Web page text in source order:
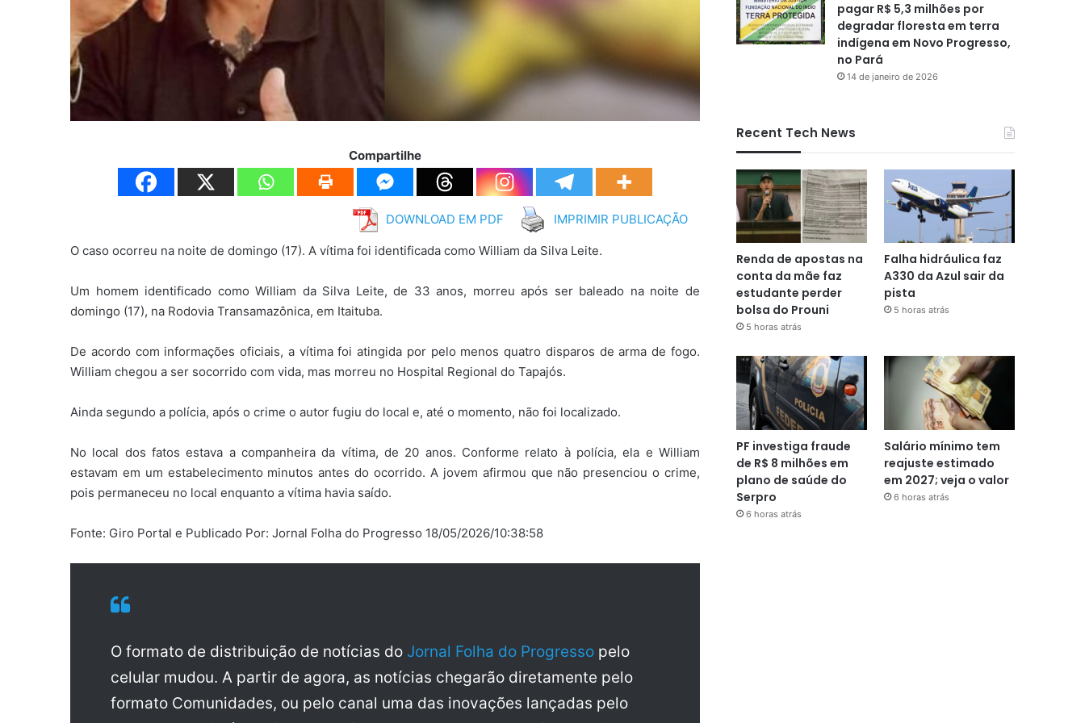
Compartilhe
DOWNLOAD EM PDF IMPRIMIR PUBLICAÇÃO
O caso ocorreu na noite de domingo (17). A vítima foi identificada como William da Silva Leite.
Um homem identificado como William da Silva Leite, de 33 anos, morreu após ser baleado na noite de
domingo (17), na Rodovia Transamazônica, em Itaituba.
De acordo com informações oficiais, a vítima foi atingida por pelo menos quatro disparos de arma de fogo.
William chegou a ser socorrido com vida, mas morreu no Hospital Regional do Tapajós.
Ainda segundo a polícia, após o crime o autor fugiu do local e, até o momento, não foi localizado.
No local dos fatos estava a companheira da vítima, de 20 anos. Conforme relato à polícia, ela e William
estavam em um estabelecimento minutos antes do ocorrido. A jovem afirmou que não presenciou o crime,
pois permaneceu no local enquanto a vítima havia saído.
Fonte: Giro Portal e Publicado Por: Jornal Folha do Progresso 18/05/2026/10:38:58
O formato de distribuição de notícias do Jornal Folha do Progresso pelo
celular mudou. A partir de agora, as notícias chegarão diretamente pelo
formato Comunidades, ou pelo canal uma das inovações lançadas pelo
pagar R$ 5,3 milhões por
degradar floresta em terra
indígena em Novo Progresso,
no Pará
14 de janeiro de 2026
Recent Tech News
Renda de apostas na
conta da mãe faz
estudante perder
bolsa do Prouni
5 horas atrás
Falha hidráulica faz
A330 da Azul sair da
pista
5 horas atrás
PF investiga fraude
de R$ 8 milhões em
plano de saúde do
Serpro
6 horas atrás
Salário mínimo tem
reajuste estimado
em 2027; veja o valor
6 horas atrás